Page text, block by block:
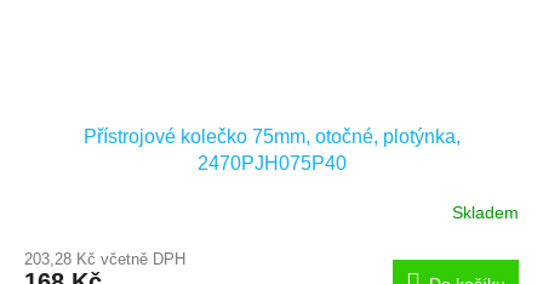
Přístrojové kolečko 75mm, otočné, plotýnka,
2470PJH075P40
Skladem
203,28 Kč včetně DPH